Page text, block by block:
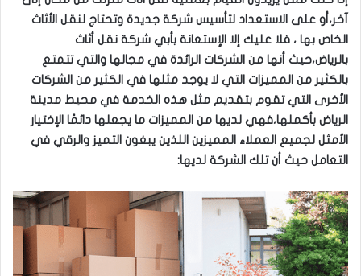
آخر،أو على الاستعداد لتأسيس شركة جديدة وتحتاج لنقل الأثاث
الخاص بها ، فلا عليك إلا الإستعانة بأبي شركة نقل أثاث
بالرياض،حيث أنها من الشركات الرائدة في مجالها والتي تتمتع
بالكثير من المميزات التي لا يوجد مثلها في الكثير من الشركات
الأخرى التي تقوم بتقديم مثل هذه الخدمة في محيط مدينة
الرياض بأكملها،فهي لديها من المميزات ما يجعلها دائمًا الإختيار
الأمثل لجميع العملاء المميزين اللذين يبغون التميز والرقي في
التعامل حيث أن تلك الشركة لديها: